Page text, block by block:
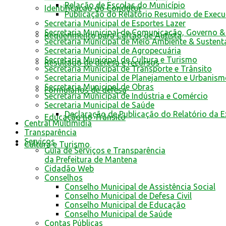
Identificacao do Condutor
Requerimento para Cartão de Autista
Resultado de defesa e recursos
Formulários de defesa
Educação no Trânsito
Cultura e Turismo
Relação de Escolas do Município
Publicação do Relatório Resumido de
Secretaria Municipal de Esportes Lazer
Secretaria Municipal de Comunicação, Governo
Secretaria Municipal de Meio Ambiente &
Secretaria Municipal de Agropecuária
Secretaria Municipal de Cultura e Turismo
Secretaria Municipal de Transporte e Trânsito
Secretaria Municipal de Planejamento e
Secretaria Municipal de Obras
Secretaria Municipal de Indústria e Comércio
Secretaria Municipal de Saúde
Declaração de Publicação do Relatório da
Central Multimídia
Transparência
Serviços
Guia de Serviços e Transparência
da Prefeitura de Mantena
Cidadão Web
Conselhos
Conselho Municipal de Assistência Social
Conselho Municipal de Defesa Civil
Conselho Municipal de Educação
Conselho Municipal de Saúde
Contas Públicas